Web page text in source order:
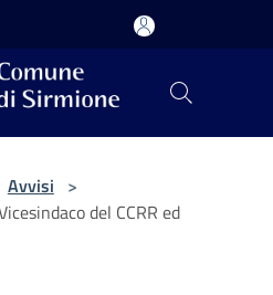
Avvisi >
del CCRR ed